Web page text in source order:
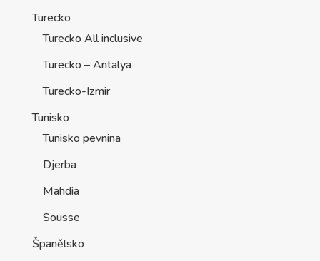
Turecko
Turecko All inclusive
Turecko – Antalya
Turecko-Izmir
Tunisko
Tunisko pevnina
Djerba
Mahdia
Sousse
Španělsko